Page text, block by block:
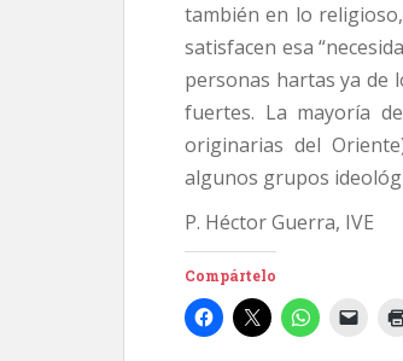
también en lo
satisfacen esa
personas hartas ya de
fuertes. La mayoría
originarias del
algunos grupos
P. Héctor Guerra, IVE
Compártelo